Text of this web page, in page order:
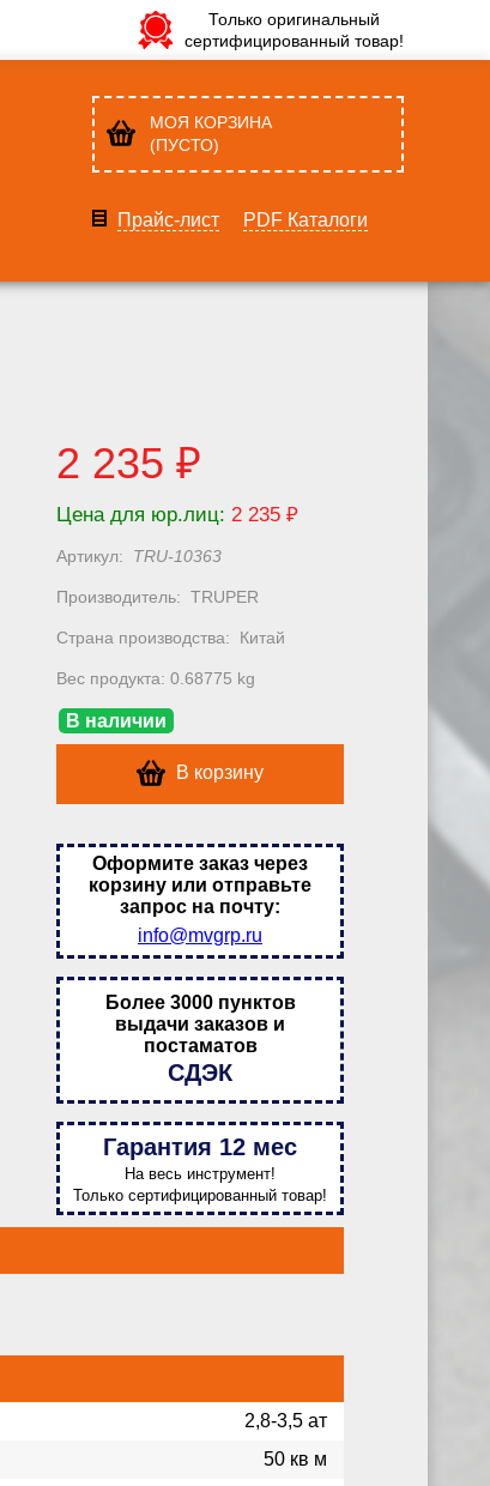
Только оригинальный
сертифицированный товар!
МОЯ КОРЗИНА
(ПУСТО)
Прайс-лист PDF Каталоги
2 235 ₽
Цена для юр.лиц: 2 235 ₽
Артикул: TRU-10363
Производитель: TRUPER
Страна производства: Китай
Вес продукта: 0.68775 kg
В наличии
В корзину
Оформите заказ через
корзину или отправьте
запрос на почту:
info@mvgrp.ru
Более 3000 пунктов
выдачи заказов и
постаматов
СДЭК
Гарантия 12 мес
На весь инструмент!
Только сертифицированный товар!
2,8-3,5 ат
50 кв м